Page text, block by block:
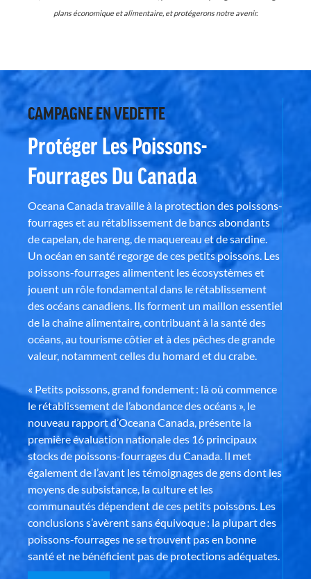
plans économique et alimentaire, et protégerons notre avenir.
CAMPAGNE EN VEDETTE
Protéger Les Poissons-
Fourrages Du Canada
Oceana Canada travaille à la protection des poissons-
fourrages et au rétablissement de bancs abondants
de capelan, de hareng, de maquereau et de sardine.
Un océan en santé regorge de ces petits poissons. Les
poissons-fourrages alimentent les écosystèmes et
jouent un rôle fondamental dans le rétablissement
des océans canadiens. Ils forment un maillon essentiel
de la chaîne alimentaire, contribuant à la santé des
océans, au tourisme côtier et à des pêches de grande
valeur, notamment celles du homard et du crabe.
« Petits poissons, grand fondement : là où commence
le rétablissement de l’abondance des océans », le
nouveau rapport d’Oceana Canada, présente la
première évaluation nationale des 16 principaux
stocks de poissons-fourrages du Canada. Il met
également de l’avant les témoignages de gens dont les
moyens de subsistance, la culture et les
communautés dépendent de ces petits poissons. Les
conclusions s’avèrent sans équivoque : la plupart des
poissons-fourrages ne se trouvent pas en bonne
santé et ne bénéficient pas de protections adéquates.